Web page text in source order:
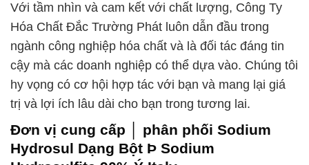
Với tầm nhìn và cam kết với chất lượng, Công Ty
Hóa Chất Đắc Trường Phát luôn dẫn đầu trong
ngành công nghiệp hóa chất và là đối tác đáng tin
cậy mà các doanh nghiệp có thể dựa vào. Chúng tôi
hy vọng có cơ hội hợp tác với bạn và mang lại giá
trị và lợi ích lâu dài cho bạn trong tương lai.
Đơn vị cung cấp │ phân phối Sodium
Hydrosul Dạng Bột Þ Sodium